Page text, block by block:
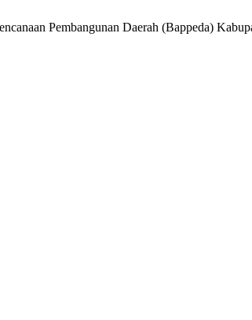
Pembangunan Daerah (Bappeda)